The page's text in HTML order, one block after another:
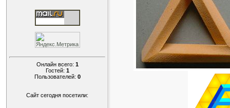
Онлайн всего: 1
Гостей: 1
Пользователей: 0
Сайт сегодня посетили: